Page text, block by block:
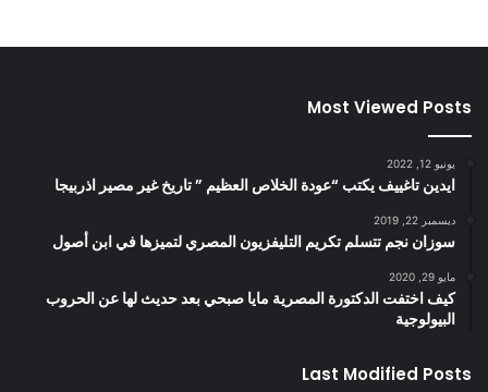
Most Viewed Posts
يونيو 12, 2022
ايدين تاغييف يكتب “عودة الخلاص العظيم ” تاريخ غير مصير اذربيجا
ديسمبر 22, 2019
سوزان نجم تتسلم تكريم التليفزيون المصري لتميزها في ابن أصول
مايو 29, 2020
كيف اختفت الدكتورة المصرية مايا صبحي بعد حديث لها عن الحروب
البيولوجية
Last Modified Posts